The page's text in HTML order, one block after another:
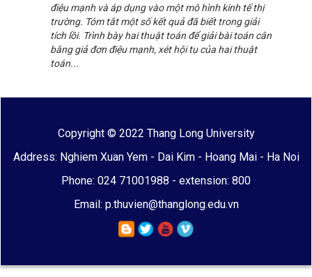
điệu mạnh và áp dụng vào một mô hình kinh tế thị
trường. Tóm tắt một số kết quả đã biết trong giải
tích lồi. Trình bày hai thuật toán để giải bài toán cân
bằng giả đơn điệu mạnh, xét hội tụ của hai thuật
toán...
Copyright © 2022 Thang Long University
Address: Nghiem Xuan Yem - Dai Kim - Hoang Mai - Ha Noi
Phone: 024 71001988 - extension: 800
Email: p.thuvien@thanglong.edu.vn